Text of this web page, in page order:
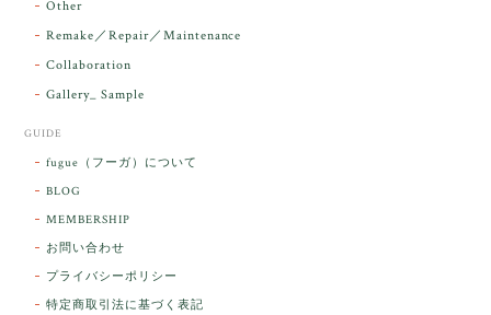
こそ この度は誠にありがとうございまし
た人に幸せが訪れる」という言い伝えがあるケサラン
パサラン。とっても素敵です。メッセージでは色々記
憶違いもありましたが、またいつかお会いして楽しい
Other
Remake／Repair／Maintenance
Collaboration
Gallery_ Sample
GUIDE
fugue（フーガ）について
BLOG
MEMBERSHIP
お問い合わせ
プライバシーポリシー
特定商取引法に基づく表記